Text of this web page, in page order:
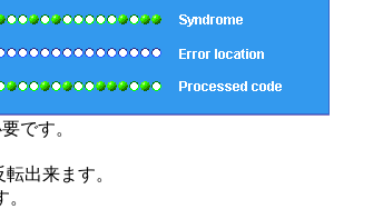
です。
出来ます。